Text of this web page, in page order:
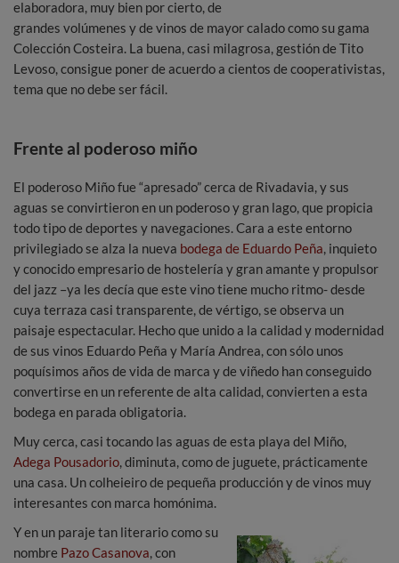
elaboradora, muy bien por cierto, de
grandes volúmenes y de vinos de mayor calado como su gama
Colección Costeira. La buena, casi milagrosa, gestión de Tito
Levoso, consigue poner de acuerdo a cientos de cooperativistas,
tema que no debe ser fácil.
Frente al poderoso miño
El poderoso Miño fue “apresado” cerca de Rivadavia, y sus
aguas se convirtieron en un poderoso y gran lago, que propicia
todo tipo de deportes y navegaciones. Cara a este entorno
privilegiado se alza la nueva bodega de Eduardo Peña, inquieto
y conocido empresario de hostelería y gran amante y propulsor
del jazz –ya les decía que este vino tiene mucho ritmo- desde
cuya terraza casi transparente, de vértigo, se observa un
paisaje espectacular. Hecho que unido a la calidad y modernidad
de sus vinos Eduardo Peña y María Andrea, con sólo unos
poquísimos años de vida de marca y de viñedo han conseguido
convertirse en un referente de alta calidad, convierten a esta
bodega en parada obligatoria.
Muy cerca, casi tocando las aguas de esta playa del Miño,
Adega Pousadorio, diminuta, como de juguete, prácticamente
una casa. Un colheieiro de pequeña producción y de vinos muy
interesantes con marca homónima.
Y en un paraje tan literario como su
nombre Pazo Casanova, con